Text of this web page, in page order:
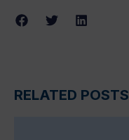
RELATED POSTS